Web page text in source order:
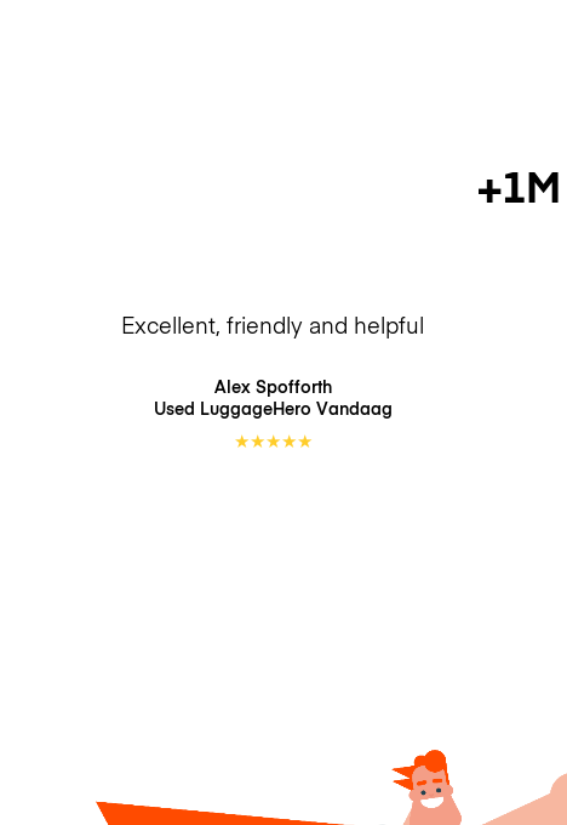
Excellent, friendly and helpful
Alex Spofforth
Used LuggageHero Vandaag
★★★★★